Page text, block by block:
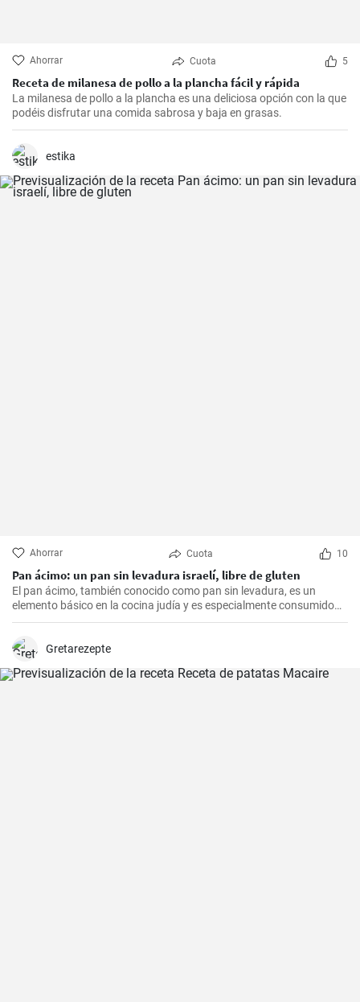
Ahorrar Cuota 5
Receta de milanesa de pollo a la plancha fácil y rápida
La milanesa de pollo a la plancha es una deliciosa opción con la que
podéis disfrutar una comida sabrosa y baja en grasas.
estika
Ahorrar Cuota 10
Pan ácimo: un pan sin levadura israelí, libre de gluten
El pan ácimo, también conocido como pan sin levadura, es un
elemento básico en la cocina judía y es especialmente consumido
durante Pesaj. En esta receta, te mostraré cómo hacer tu propio
Gretarezepte